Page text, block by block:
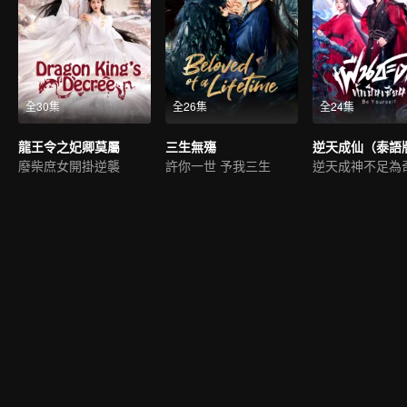
全30集
龍王令之妃卿莫屬
廢柴庶女開掛逆襲
全26集
三生無殤
許你一世 予我三生
全24集
逆天成仙（泰語
逆天成神不足為